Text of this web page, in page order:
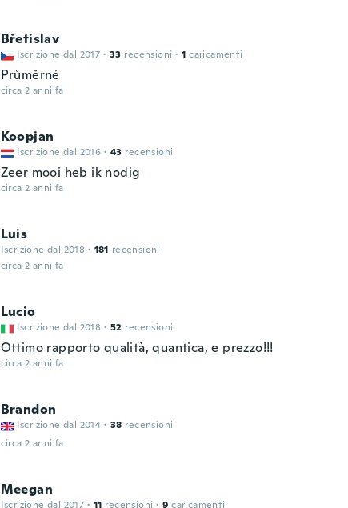
Břetislav
Iscrizione dal 2017 · 33 recensioni · 1 caricamenti
Průměrné
circa 2 anni fa
Koopjan
Iscrizione dal 2016 · 43 recensioni
Zeer mooi heb ik nodig
circa 2 anni fa
Luis
Iscrizione dal 2018 · 181 recensioni
circa 2 anni fa
Lucio
Iscrizione dal 2018 · 52 recensioni
Ottimo rapporto qualità, quantica, e prezzo!!!
circa 2 anni fa
Brandon
Iscrizione dal 2014 · 38 recensioni
circa 2 anni fa
Meegan
Iscrizione dal 2017 · 11 recensioni · 9 caricamenti